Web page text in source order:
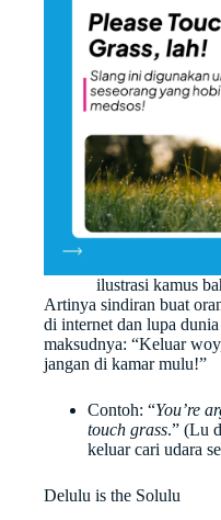
ilustrasi kamus
Artinya sindiran buat
di internet dan lupa
maksudnya: “Keluar
jangan di kamar mulu!”
Contoh: “You’re
touch grass.” (Lu
keluar cari udara
Delulu is the Solulu